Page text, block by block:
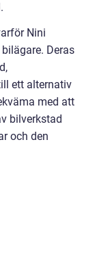
Nini
Deras
ett alternativ
med att
bilverkstad
och den